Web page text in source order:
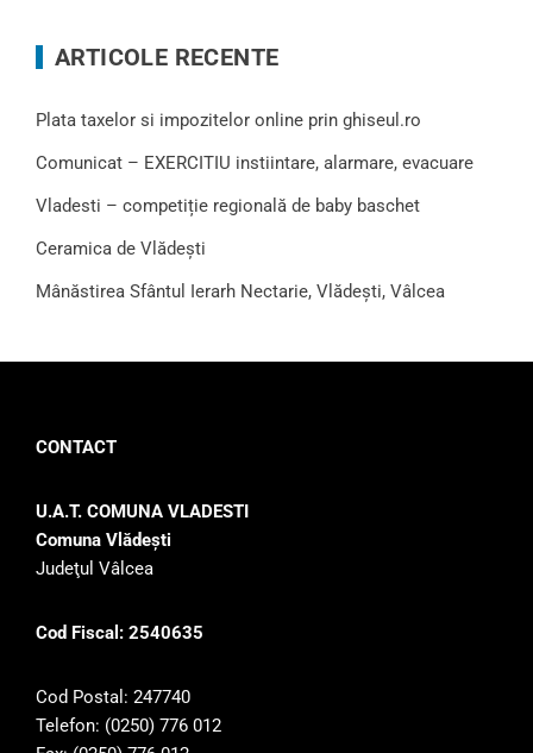
ARTICOLE RECENTE
Plata taxelor si impozitelor online prin ghiseul.ro
Comunicat – EXERCITIU instiintare, alarmare, evacuare
Vladesti – competiție regională de baby baschet
Ceramica de Vlădești
Mânăstirea Sfântul Ierarh Nectarie, Vlădești, Vâlcea
CONTACT
U.A.T. COMUNA VLADESTI
Comuna Vlădeşti
Judeţul Vâlcea
Cod Fiscal: 2540635
Cod Postal: 247740
Telefon: (0250) 776 012